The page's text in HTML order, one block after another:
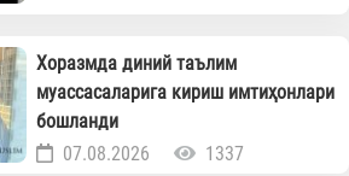
Хоразмда диний таълим
муассасаларига кириш имтиҳонлари
бошланди
07.08.2026
1337